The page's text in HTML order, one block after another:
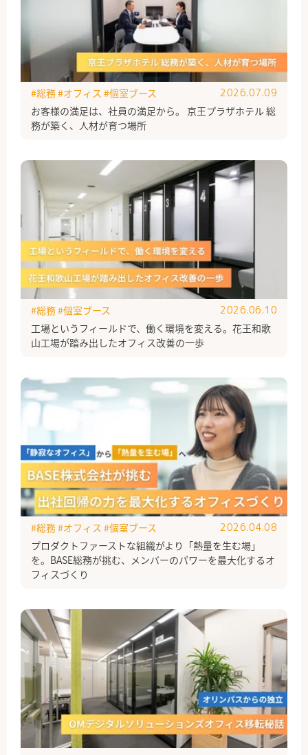
お客様の満足は、社員の満足から。 京王プラザホテル 総
務が築く、人材が育つ場所
#総務#オフィス #個室ブース 2026.07.09
工場というフィールドで、働く環境を変える。花王和歌
山工場が踏み出したオフィス改善の一歩
#総務#個室ブース 2026.06.10
プロダクトファーストな組織がより「熱量を生む場」
を。BASE総務が挑む、メンバーのパワーを最大化するオ
フィスづくり
#総務#オフィス #個室ブース 2026.04.08